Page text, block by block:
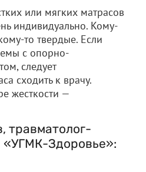
или мягких матрасов
индивидуально. Кому-
то твердые. Если
с опорно-
следует
сходить к врачу.
жесткости —
травматолог-
«УГМК-Здоровье»: